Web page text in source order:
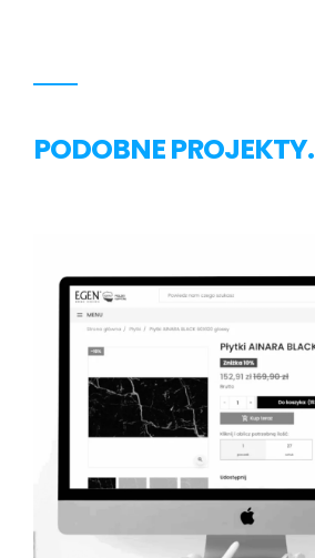
PODOBNE PROJEKTY.